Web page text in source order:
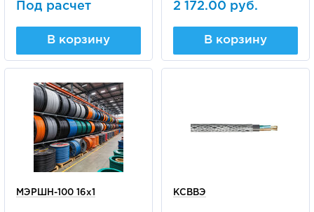
Под расчет
В корзину
2 172.00 руб.
В корзину
МЭРШН-100 16х1 КСВВЭ